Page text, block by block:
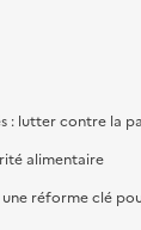
: lutter contre la
alimentaire
réforme clé